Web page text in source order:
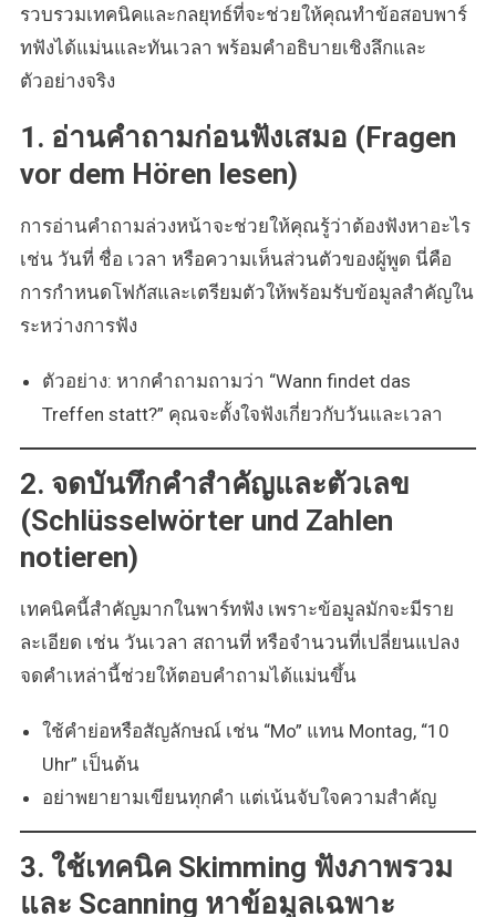
ทัน
เวลา
สูง
รวบรวมเทคนิคและกลยุทธ์ที่จะช่วยให้คุณทำข้อสอบพาร์
ทฟังได้แม่นและทันเวลา พร้อมคำอธิบายเชิงลึกและ
ตัวอย่างจริง
1. อ่านคำถามก่อนฟังเสมอ (Fragen
vor dem Hören lesen)
การอ่านคำถามล่วงหน้าจะช่วยให้คุณรู้ว่าต้องฟังหาอะไร
เช่น วันที่ ชื่อ เวลา หรือความเห็นส่วนตัวของผู้พูด นี่คือ
การกำหนดโฟกัสและเตรียมตัวให้พร้อมรับข้อมูลสำคัญใน
ระหว่างการฟัง
ตัวอย่าง: หากคำถามถามว่า “Wann findet das
Treffen statt?” คุณจะตั้งใจฟังเกี่ยวกับวันและเวลา
2. จดบันทึกคำสำคัญและตัวเลข
(Schlüsselwörter und Zahlen
notieren)
เทคนิคนี้สำคัญมากในพาร์ทฟัง เพราะข้อมูลมักจะมีราย
ละเอียด เช่น วันเวลา สถานที่ หรือจำนวนที่เปลี่ยนแปลง
จดคำเหล่านี้ช่วยให้ตอบคำถามได้แม่นขึ้น
ใช้คำย่อหรือสัญลักษณ์ เช่น “Mo” แทน Montag, “10
Uhr” เป็นต้น
อย่าพยายามเขียนทุกคำ แต่เน้นจับใจความสำคัญ
3. ใช้เทคนิค Skimming ฟังภาพรวม
และ Scanning หาข้อมูลเฉพาะ